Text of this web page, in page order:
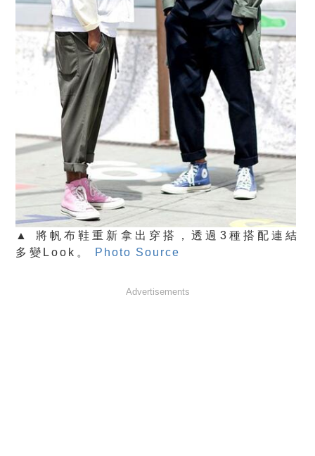
▲ 將帆布鞋重新拿出穿搭，透過3種搭配連結
多變Look。
Photo Source
Advertisements